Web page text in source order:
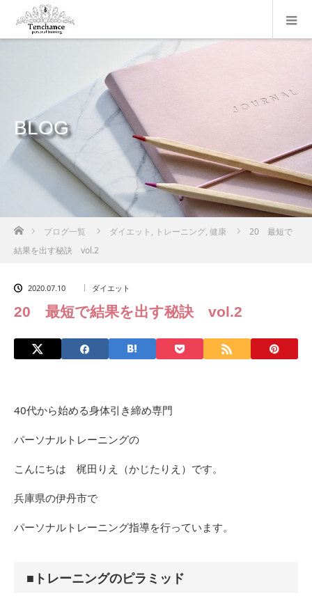
BLOG
ホームブログ一覧 ダイエット , トレーニング, 健康
20 最短で
結果を出す秘訣 vol.2
2020.07.10 ダイエット
20 最短で結果を出す秘訣 vol.2
40代から始める身体引き締め専門
パーソナルトレーニングの
こんにちは 梶田りえ（かじたりえ）です。
兵庫県の伊丹市で
パーソナルトレーニング指導を行っています。
■トレーニングのピラミッド